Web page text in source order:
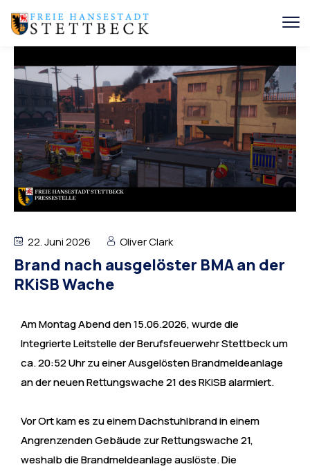
22. Juni 2026 Oliver Clark
Brand nach ausgelöster BMA an der
RKiSB Wache
Am Montag Abend den 15.06.2026, wurde die
Integrierte Leitstelle der Berufsfeuerwehr Stettbeck um
ca. 20:52 Uhr zu einer Ausgelösten Brandmeldeanlage
an der neuen Rettungswache 21 des RKiSB alarmiert.
Vor Ort kam es zu einem Dachstuhlbrand in einem
Angrenzenden Gebäude zur Rettungswache 21,
weshalb die Brandmeldeanlage auslöste. Die